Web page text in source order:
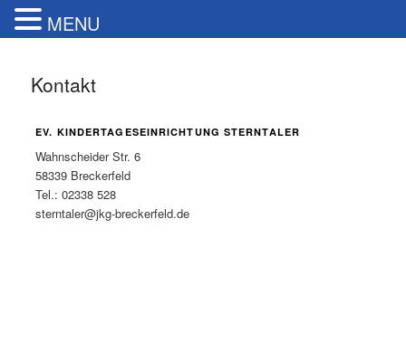
Kontakt
EV. KINDERTAGESEINRICHTUNG STERNTALER
Wahnscheider Str. 6
58339 Breckerfeld
Tel.: 02338 528
sterntaler@jkg-breckerfeld.de
MENU